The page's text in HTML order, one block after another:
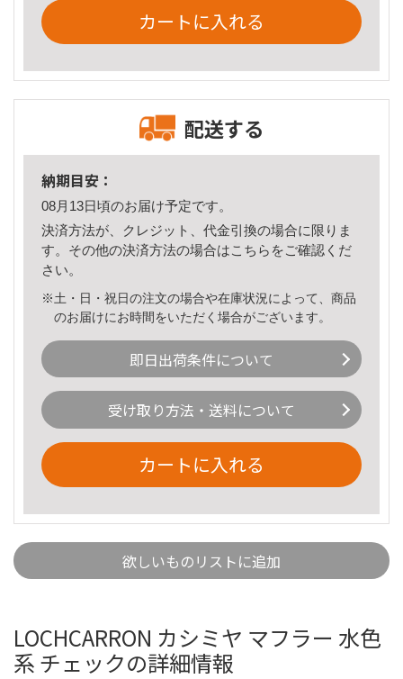
カートに入れる
配送する
納期目安：
08月13日頃のお届け予定です。
決済方法が、クレジット、代金引換の場合に限りま
す。その他の決済方法の場合はこちら をご確認くだ
さい。
※土・日・祝日の注文の場合や在庫状況によって、商品
のお届けにお時間をいただく場合がございます。
即日出荷条件について
受け取り方法・送料について
カートに入れる
欲しいものリストに追加
LOCHCARRON カシミヤ マフラー 水色
系 チェックの詳細情報